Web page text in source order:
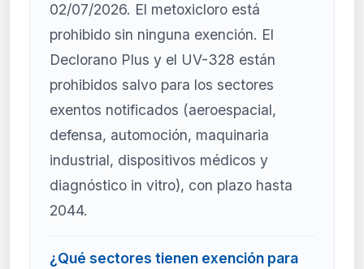
02/07/2026. El metoxicloro está
prohibido sin ninguna exención. El
Declorano Plus y el UV-328 están
prohibidos salvo para los sectores
exentos notificados (aeroespacial,
defensa, automoción, maquinaria
industrial, dispositivos médicos y
diagnóstico in vitro), con plazo hasta
2044.
¿Qué sectores tienen exención para